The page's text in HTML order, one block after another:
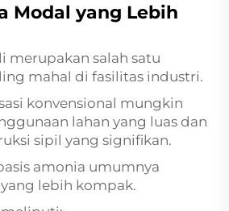
Modal yang Lebih
merupakan salah satu
mahal di fasilitas industri.
konvensional mungkin
lahan yang luas dan
sipil yang signifikan.
amonia umumnya
lebih kompak.